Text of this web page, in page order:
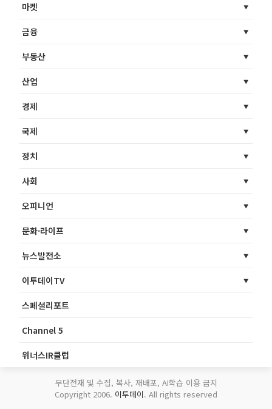
마켓
금융
부동산
산업
경제
국제
정치
사회
오피니언
문화·라이프
뉴스발전소
이투데이TV
스페셜리포트
Channel 5
위너스IR클럽
무단전재 및 수집, 복사, 재배포, AI학습 이용 금지
Copyright 2006. 이투데이. All rights reserved